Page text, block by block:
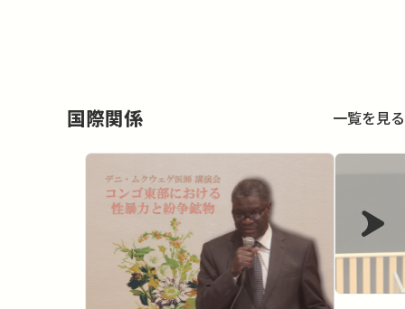
国際関係 一覧を見る